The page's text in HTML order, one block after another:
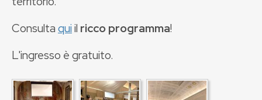
Consultaquiil ricco programma!
L'ingresso è gratuito.